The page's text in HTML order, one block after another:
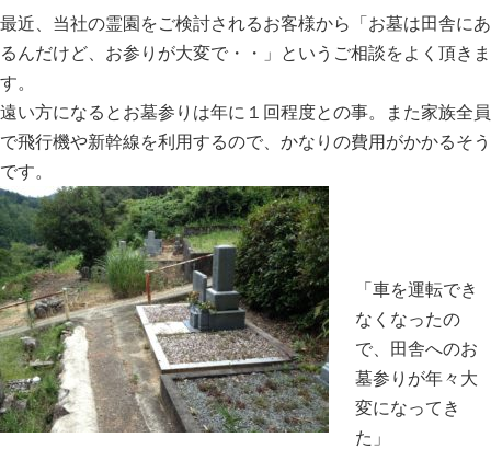
最近、当社の霊園をご検討されるお客様から「お墓は田舎にあ
るんだけど、お参りが大変で・・」というご相談をよく頂きま
す。
遠い方になるとお墓参りは年に１回程度との事。また家族全員
で飛行機や新幹線を利用するので、かなりの費用がかかるそう
です。
「車を運転でき
なくなったの
で、田舎へのお
墓参りが年々大
変になってき
た」